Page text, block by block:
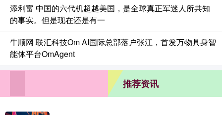
添利富 中国的六代机超越美国，是全球真正军迷人所共知
的事实。但是现在还是有一
牛顺网 联汇科技Om AI国际总部落户张江，首发万物具身智
能体平台OmAgent
推荐资讯